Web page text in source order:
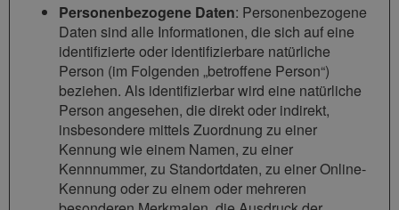
Personenbezogene Daten: Personenbezogene
Daten sind alle Informationen, die sich auf eine
identifizierte oder identifizierbare natürliche
Person (im Folgenden „betroffene Person“)
beziehen. Als identifizierbar wird eine natürliche
Person angesehen, die direkt oder indirekt,
insbesondere mittels Zuordnung zu einer
Kennung wie einem Namen, zu einer
Kennnummer, zu Standortdaten, zu einer Online-
Kennung oder zu einem oder mehreren